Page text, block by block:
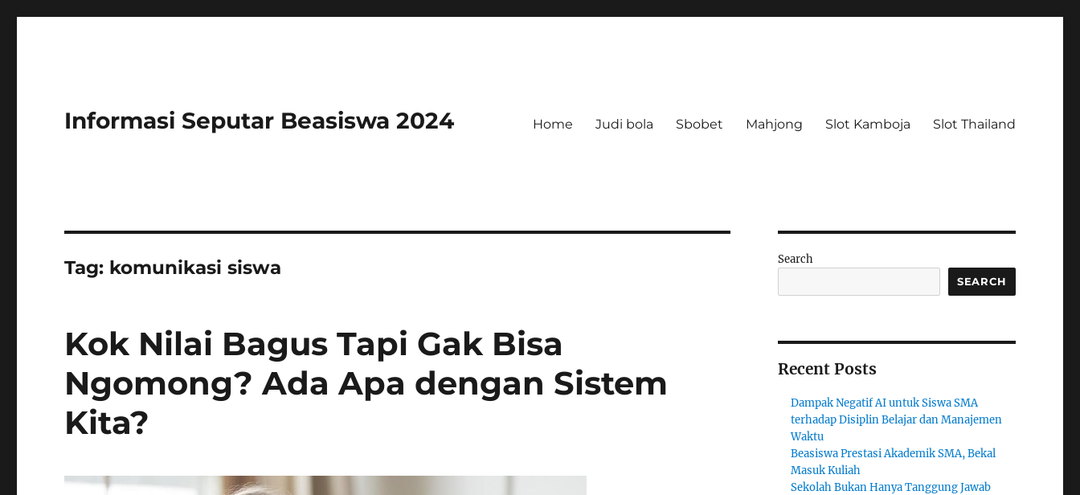
Informasi Seputar Beasiswa 2024 Home Judi bola Sbobet Mahjong Slot Kamboja Slot Thailand
Tag: komunikasi siswa
Kok Nilai Bagus Tapi Gak Bisa
Ngomong? Ada Apa dengan Sistem
Kita?
Search
SEARCH
Recent Posts
Dampak Negatif AI untuk Siswa SMA
terhadap Disiplin Belajar dan Manajemen
Waktu
Beasiswa Prestasi Akademik SMA, Bekal
Masuk Kuliah
Sekolah Bukan Hanya Tanggung Jawab